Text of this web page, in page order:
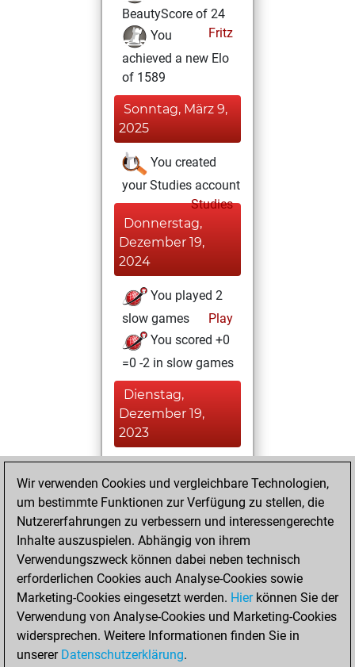
BeautyScore of 24
Fritz
You
achieved a new Elo
of 1589
Sonntag, März 9,
2025
You created
your Studies account
Studies
Donnerstag,
Dezember 19,
2024
You played 2
slow games
Play
You scored +0
=0 -2 in slow games
Dienstag,
Dezember 19,
2023
You won
against Fritz
Fritz
You created
your Fritz account
Dienstag, April 14,
2020
You played 1
blitz games
Play
You scored +0
Wir verwenden Cookies und vergleichbare Technologien,
um bestimmte Funktionen zur Verfügung zu stellen, die
Nutzererfahrungen zu verbessern und interessengerechte
Inhalte auszuspielen. Abhängig von ihrem
Verwendungszweck können dabei neben technisch
erforderlichen Cookies auch Analyse-Cookies sowie
Marketing-Cookies eingesetzt werden. Hierkönnen Sie der
Verwendung von Analyse-Cookies und Marketing-Cookies
widersprechen. Weitere Informationen finden Sie in
unserer Datenschutzerklärung.